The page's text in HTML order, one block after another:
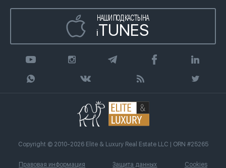
НАШИ ПОДКАСТЫ НА
iTUNES
Copyright © 2010-2026 Elite & Luxury Real Estate LLC | ORN #25265
Правовая информация Защита данных Cookies